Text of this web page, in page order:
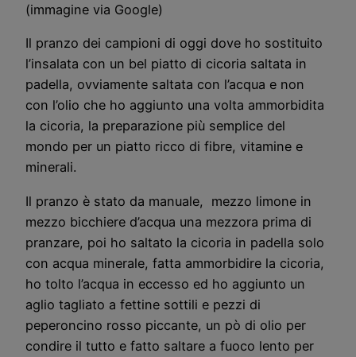
(immagine via Google)
Il pranzo dei campioni di oggi dove ho sostituito
l’insalata con un bel piatto di cicoria saltata in
padella, ovviamente saltata con l’acqua e non
con l’olio che ho aggiunto una volta ammorbidita
la cicoria, la preparazione più semplice del
mondo per un piatto ricco di fibre, vitamine e
minerali.
Il pranzo è stato da manuale, mezzo limone in
mezzo bicchiere d’acqua una mezzora prima di
pranzare, poi ho saltato la cicoria in padella solo
con acqua minerale, fatta ammorbidire la cicoria,
ho tolto l’acqua in eccesso ed ho aggiunto un
aglio tagliato a fettine sottili e pezzi di
peperoncino rosso piccante, un pò di olio per
condire il tutto e fatto saltare a fuoco lento per